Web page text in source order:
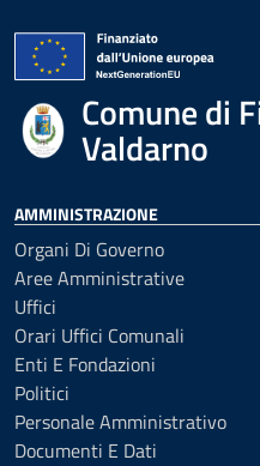
Comune di
Valdarno
AMMINISTRAZIONE
Organi Di Governo
Aree Amministrative
Uffici
Orari Uffici Comunali
Enti E Fondazioni
Politici
Personale Amministrativo
Documenti E Dati